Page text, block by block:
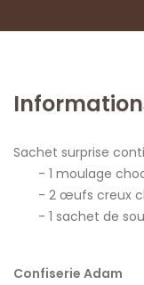
Sachet surprise
1 moulage
2 œufs creux
1 sachet de
Confiserie Adam